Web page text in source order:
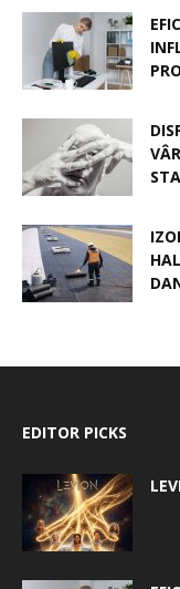
EDITOR PICKS